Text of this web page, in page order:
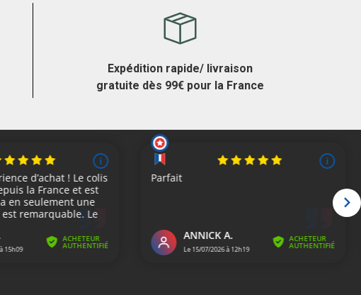
Expédition rapide/ livraison
gratuite dès 99€ pour la France